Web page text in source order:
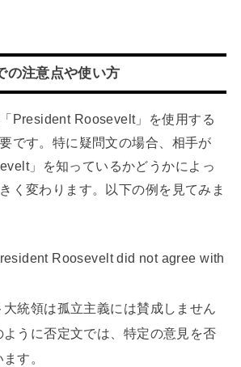
の注意点や使い方
President Roosevelt」を使用する
です。特に疑問文の場合、相手が
」を知っているかどうかによっ
く変わります。以下の例を見てみま
Roosevelt did not agree with
大統領は孤立主義には賛成しません
うに否定文では、特定の意見を否
す。